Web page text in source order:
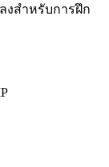
สำหรับการฝึก